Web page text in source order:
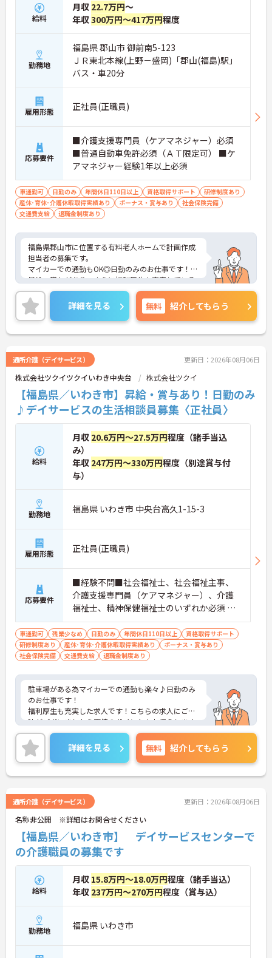
給料
月収 22.7万円～
年収300万円～417万円程度
勤務地
福島県 郡山市 御前南5-123
ＪＲ東北本線(上野－盛岡)「郡山(福島)駅」
バス・車20分
雇用形態 正社員(正職員)
応募要件
■介護支援専門員（ケアマネジャー）必須
■普通自動車免許必須（ＡＴ限定可） ■ケ
アマネジャー経験1年以上必須
車通勤可 日勤のみ 年間休日110日以上 資格取得サポート
研修制度あり
産休･育休･介護休暇取得実績あり
ボーナス・賞与あり
社会保険完備
交通費支給
退職金制度あり
福島県郡山市に位置する有料老人ホームで計画作成
担当者の募集です。
マイカーでの通勤もOK◎日勤のみのお仕事です！
昇給、賞与があり、さらに福利厚生も充実している
のは嬉しいポイントです◎しっかりとしたフォロー
体制で、経験に関わらず安心してスタートできま
す。
こちらの求人にご興味がございましたら面接のポイ
ントもお伝えしますので是非ご応募お待ちしており
詳細を見る 無料 紹介してもらう
通所介護（デイサービス） 更新日：2026年08月06日
株式会社ツクイツクイいわき中央台 株式会社ツクイ
【福島県／いわき市】昇給・賞与あり！日勤のみ
♪デイサービスの生活相談員募集〈正社員〉
給料
月収 20.6万円～27.5万円程度（諸手当込
み）
年収 247万円～330万円程度（別途賞与付
与）
勤務地 福島県 いわき市 中央台高久1-15-3
雇用形態 正社員(正職員)
応募要件
■経験不問■社会福祉士、社会福祉主事、
介護支援専門員（ケアマネジャー）、介護
福祉士、精神保健福祉士のいずれか必須 ※
介護福祉士の場合実務経験5年以上 ■普通自
動車免許必須（AT限定可）
車通勤可 残業少なめ 日勤のみ 年間休日110日以上
資格取得サポート
研修制度あり
産休･育休･介護休暇取得実績あり
ボーナス・賞与あり
社会保険完備
交通費支給 退職金制度あり
駐車場がある為マイカーでの通勤も楽々♪日勤のみ
のお仕事です！
福利厚生も充実した求人です！こちらの求人にご興
味がございましたら面接のポイントもお伝えします
ので是非ご応募お待ちしております。
詳細を見る 無料 紹介してもらう
通所介護（デイサービス） 更新日：2026年08月06日
名称非公開 ※詳細はお問合せください
【福島県／いわき市】 デイサービスセンターで
の介護職員の募集です
給料
月収 15.8万円～18.0万円程度（諸手当込）
年収 237万円～270万円程度（賞与込）
勤務地 福島県 いわき市